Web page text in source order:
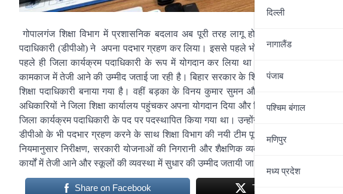
दिल्‍ली
नागालैंड
पंजाब
पश्चिम बंगाल
मणिपुर
मध्‍य प्रदेश
गोपालगंज शिक्षा विभाग में प्रशासनिक बदलाव अब पूरी तरह लागू हो गया है। नये जिला
पदाधिकारी (डीपीओ) ने अपना पदभार ग्रहण कर लिया। इससे पहले भोरे के तत्कालीन प्रखंड
पहले ही जिला कार्यक्रम पदाधिकारी के रूप में योगदान कर लिया था। नयी टीम के कार्यभार
कामकाज में तेजी आने की उम्मीद जताई जा रही है। बिहार सरकार के शिक्षा विभाग की ओर से
शिक्षा पदाधिकारी बनाया गया है। वहीं बड़का के विनय कुमार सुमन और बैकुंठपुर के शिव कुमार
अधिकारियों ने जिला शिक्षा कार्यालय पहुंचकर अपना योगदान दिया और विभागीय पदाधिकारियों
जिला कार्यक्रम पदाधिकारी के पद पर पदस्थापित किया गया था। उन्होंने करीब तीन दिन
डीपीओ के भी पदभार ग्रहण करने के साथ शिक्षा विभाग की नयी टीम पूरी तरह सक्रिय हो गयी
नियमानुसार निरीक्षण, सरकारी योजनाओं की निगरानी और शैक्षणिक व्यवस्था को सुदृढ़ बनाने की
कार्यों में तेजी आने और स्कूलों की व्यवस्था में सुधार की उम्मीद जतायी जा रही है।
Share on Facebook Tweet